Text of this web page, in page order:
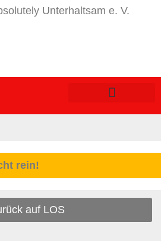
Unterhaltsam e. V.
rein!
auf LOS